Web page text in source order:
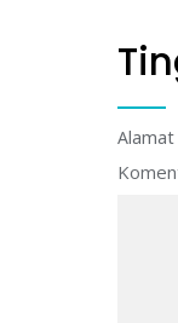
Alamat